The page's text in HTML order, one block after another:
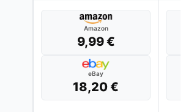
Amazon
9,99 €
eBay
18,20 €